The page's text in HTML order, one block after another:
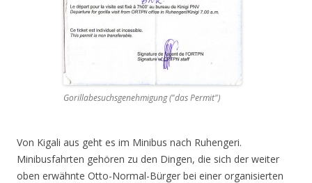
Gorillabesuchsgenehmigung ("das Permit")
Von Kigali aus geht es im Minibus nach Ruhengeri.
Minibusfahrten gehören zu den Dingen, die sich der weiter
oben erwähnte Otto-Normal-Bürger bei einer organisierten